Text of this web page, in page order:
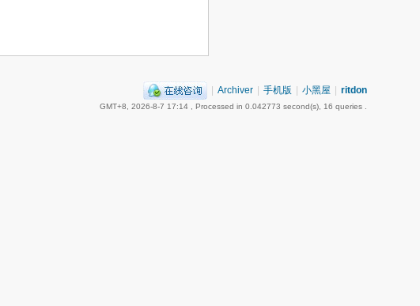
| Archiver | 手机版 | 小黑屋 | ritdon
GMT+8, 2026-8-7 17:14 , Processed in 0.042773 second(s), 16 queries .